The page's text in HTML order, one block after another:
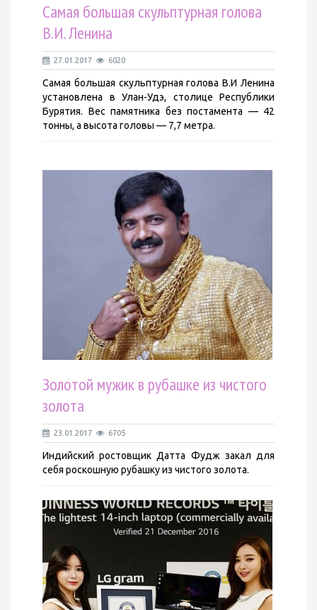
Самая большая скульптурная голова
В.И. Ленина
27.01.2017 6020
Самая большая скульптурная голова В.И Ленина
установлена в Улан-Удэ, столице Республики
Бурятия. Вес памятника без постамента — 42
тонны, а высота головы — 7,7 метра.
Золотой мужик в рубашке из чистого
золота
23.01.2017 6705
Индийский ростовщик Датта Фудж закал для
себя роскошную рубашку из чистого золота.